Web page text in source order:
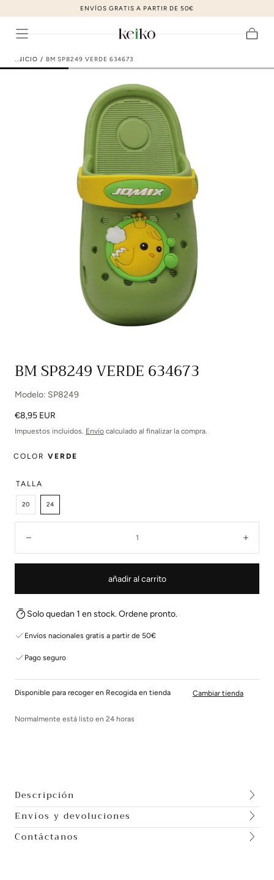
ir al contenido
ZAPATOS DE MODA AL MEJOR PRECIO
multimedia
en
modal
INICIO / BM SP8249 VERDE 634673
BM SP8249 VERDE 634673
Modelo: SP8249
Precio
regular
€8,95 EUR
Impuestos incluidos. Envío calculado al finalizar la compra.
COLOR VERDE
TALLA
20 24
añadir al carrito
Solo quedan 1 en stock. Ordene pronto.
Envíos nacionales gratis a partir de 50€
Pago seguro
Disponible para recoger en Recogida en tienda
Normalmente está listo en 24 horas
Cambiar tienda
Descripción
Envíos y devoluciones
Contáctanos